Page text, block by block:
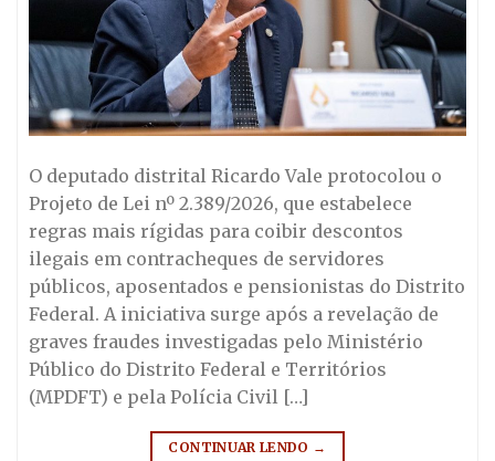
O deputado distrital Ricardo Vale protocolou o
Projeto de Lei nº 2.389/2026, que estabelece
regras mais rígidas para coibir descontos
ilegais em contracheques de servidores
públicos, aposentados e pensionistas do Distrito
Federal. A iniciativa surge após a revelação de
graves fraudes investigadas pelo Ministério
Público do Distrito Federal e Territórios
(MPDFT) e pela Polícia Civil […]
CONTINUAR LENDO →